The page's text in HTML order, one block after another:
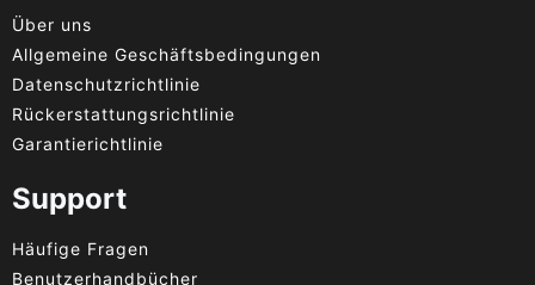
Über uns
Allgemeine Geschäftsbedingungen
Datenschutzrichtlinie
Rückerstattungsrichtlinie
Garantierichtlinie
Support
Häufige Fragen
Benutzerhandbücher